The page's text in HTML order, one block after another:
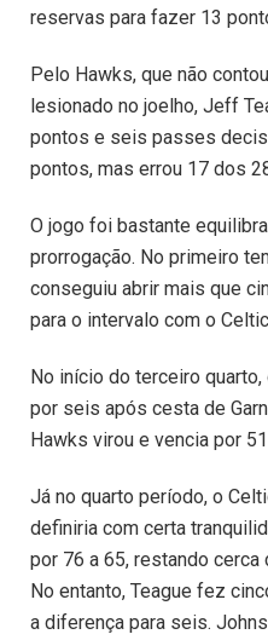
reservas para fazer 13
Pelo Hawks, que não
lesionado no joelho, Jeff
pontos e seis passes
pontos, mas errou 17 dos
O jogo foi bastante
prorrogação. No primeiro
conseguiu abrir mais que
para o intervalo com o
No início do terceiro
por seis após cesta de
Hawks virou e vencia por
Já no quarto período, o
definiria com certa
por 76 a 65, restando
No entanto, Teague fez
a diferença para seis.